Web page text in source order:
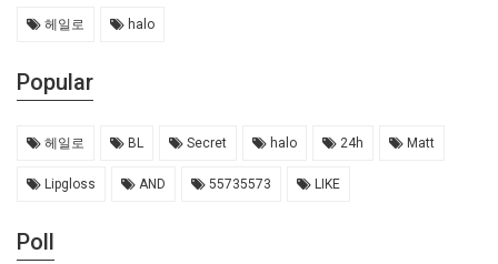
헤일로 halo
Popular
헤일로 BL Secret halo 24h Matt
Lipgloss AND 55735573 LIKE
Poll